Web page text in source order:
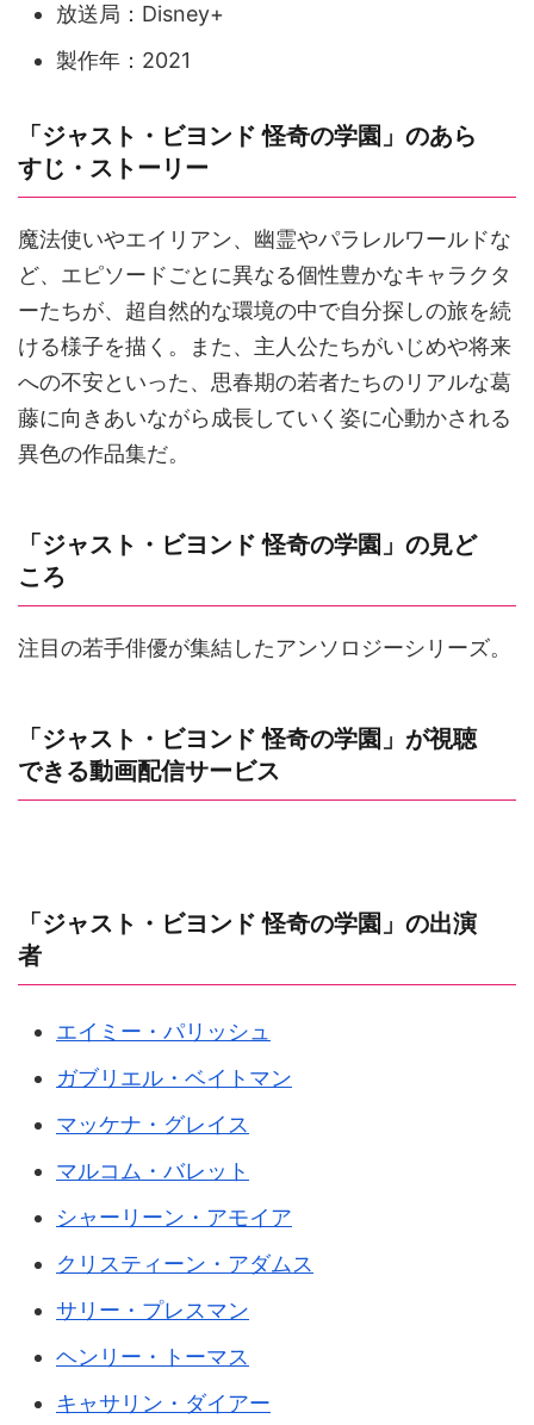
放送局：Disney+
製作年：2021
「ジャスト・ビヨンド 怪奇の学園」のあら
すじ・ストーリー
魔法使いやエイリアン、幽霊やパラレルワールドな
ど、エピソードごとに異なる個性豊かなキャラクタ
ーたちが、超自然的な環境の中で自分探しの旅を続
ける様子を描く。また、主人公たちがいじめや将来
への不安といった、思春期の若者たちのリアルな葛
藤に向きあいながら成長していく姿に心動かされる
異色の作品集だ。
「ジャスト・ビヨンド 怪奇の学園」の見ど
ころ
注目の若手俳優が集結したアンソロジーシリーズ。
「ジャスト・ビヨンド 怪奇の学園」が視聴
できる動画配信サービス
「ジャスト・ビヨンド 怪奇の学園」の出演
者
エイミー・パリッシュ
ガブリエル・ベイトマン
マッケナ・グレイス
マルコム・バレット
シャーリーン・アモイア
クリスティーン・アダムス
サリー・プレスマン
ヘンリー・トーマス
キャサリン・ダイアー